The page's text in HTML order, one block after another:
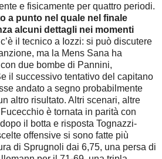
e fisicamente per quattro periodi.
a punto nel quale nel finale
alcuni dettagli nei momenti
il tecnico a Iozzi: si può discutere
ma la Mens Sana ha
due bombe di Pannini,
il successivo tentativo del capitano
andato a segno probabilmente
altro risultato. Altri scenari, altre
è tornata in parità con
il botta e risposta Tognazzi-
offensive si sono fatte più
di Sprugnoli dai 6,75, una persa di